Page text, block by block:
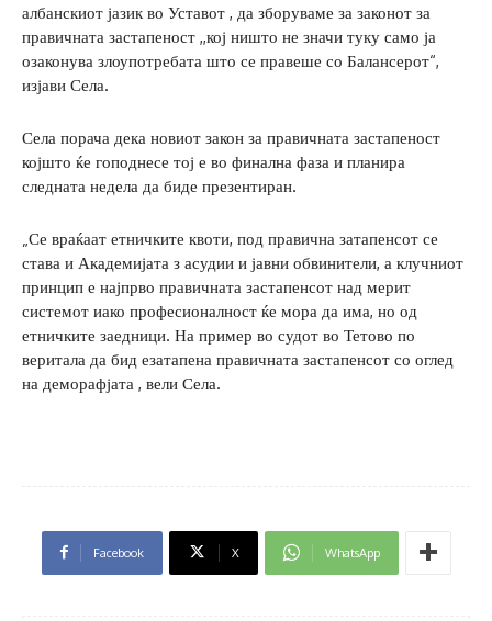
албанскиот јазик во Уставот , да зборуваме за законот за
правичната застапеност ,,кој ништо не значи туку само ја
озаконува злоупотребата што се правеше со Балансерот“,
изјави Села.
Села порача дека новиот закон за правичната застапеност
којшто ќе гоподнесе тој е во финална фаза и планира
следната недела да биде презентиран.
„Се враќаат етничките квоти, под правична затапенсот се
става и Академијата з асудии и јавни обвинители, а клучниот
принцип е најпрво правичната застапенсот над мерит
системот иако професионалност ќе мора да има, но од
етничките заедници. На пример во судот во Тетово по
веритала да бид езатапена правичната застапенсот со оглед
на деморафјата , вели Села.
Facebook X WhatsApp